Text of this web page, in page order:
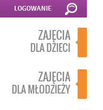
LOGOWANIE
ZAJĘCIA
DLA DZIECI
ZAJĘCIA
DLA MŁODZIEŻY